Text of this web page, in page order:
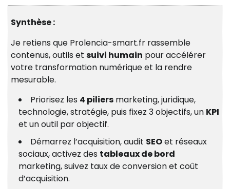
Synthèse :
Je retiens que Prolencia-smart.fr rassemble
contenus, outils et suivi humain pour accélérer
votre transformation numérique et la rendre
mesurable.
Priorisez les 4 piliers marketing, juridique,
technologie, stratégie, puis fixez 3 objectifs, un KPI
et un outil par objectif.
Démarrez l’acquisition, audit SEOet réseaux
sociaux, activez des tableaux de bord
marketing, suivez taux de conversion et coût
d’acquisition.